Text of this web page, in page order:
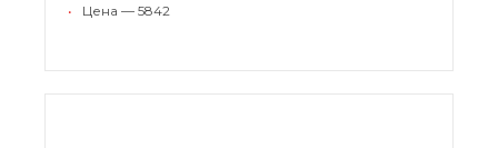
• Цена — 5842